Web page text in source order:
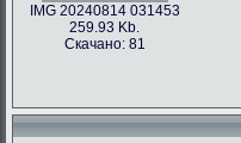
IMG 20240814 031453
259.93 Kb.
Скачано: 81